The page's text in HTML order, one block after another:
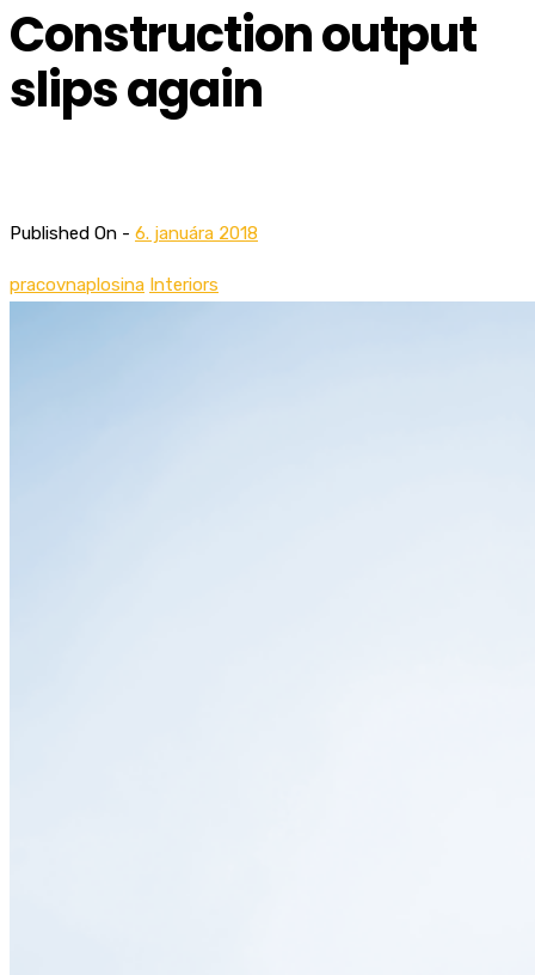
Construction output
slips again
Published On - 6. januára 2018
pracovnaplosina Interiors